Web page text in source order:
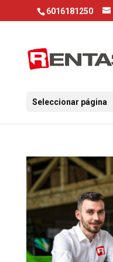
6016181250
Seleccionar página